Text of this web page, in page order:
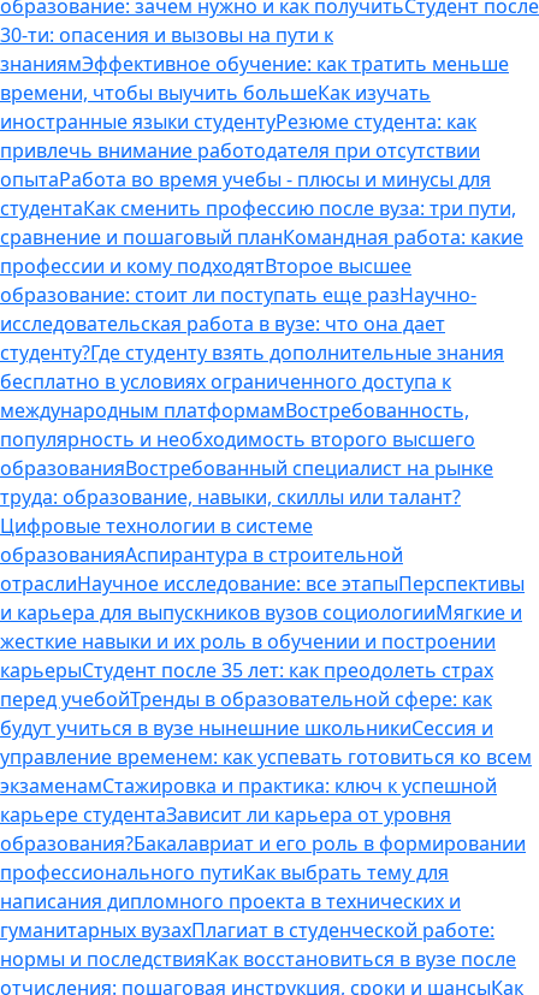
образование: зачем нужно и как получитьСтудент после
30-ти: опасения и вызовы на пути к
знаниямЭффективное обучение: как тратить меньше
времени, чтобы выучить большеКак изучать
иностранные языки студентуРезюме студента: как
привлечь внимание работодателя при отсутствии
опытаРабота во время учебы - плюсы и минусы для
студентаКак сменить профессию после вуза: три пути,
сравнение и пошаговый планКомандная работа: какие
профессии и кому подходятВторое высшее
образование: стоит ли поступать еще разНаучно-
исследовательская работа в вузе: что она дает
студенту?Где студенту взять дополнительные знания
бесплатно в условиях ограниченного доступа к
международным платформамВостребованность,
популярность и необходимость второго высшего
образованияВостребованный специалист на рынке
труда: образование, навыки, скиллы или талант?
Цифровые технологии в системе
образованияАспирантура в строительной
отраслиНаучное исследование: все этапыПерспективы
и карьера для выпускников вузов социологииМягкие и
жесткие навыки и их роль в обучении и построении
карьерыСтудент после 35 лет: как преодолеть страх
перед учебойТренды в образовательной сфере: как
будут учиться в вузе нынешние школьникиСессия и
управление временем: как успевать готовиться ко всем
экзаменамСтажировка и практика: ключ к успешной
карьере студентаЗависит ли карьера от уровня
образования?Бакалавриат и его роль в формировании
профессионального путиКак выбрать тему для
написания дипломного проекта в технических и
гуманитарных вузахПлагиат в студенческой работе:
нормы и последствияКак восстановиться в вузе после
отчисления: пошаговая инструкция, сроки и шансыКак